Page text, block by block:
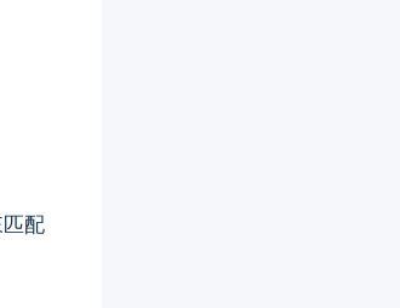
配